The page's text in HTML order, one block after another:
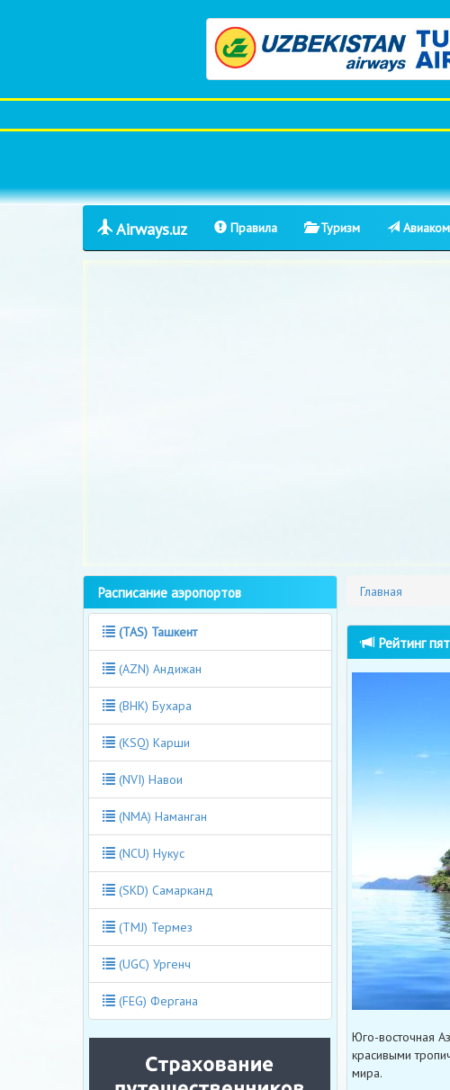
Airways.uz Правила Туризм
Главная
Рейтинг
Юго-восточная
красивыми
мира.
Расписание аэропортов
(TAS) Ташкент
(AZN) Андижан
(BHK) Бухара
(KSQ) Карши
(NVI) Навои
(NMA) Наманган
(NCU) Нукус
(SKD) Самарканд
(TMJ) Термез
(UGC) Ургенч
(FEG) Фергана